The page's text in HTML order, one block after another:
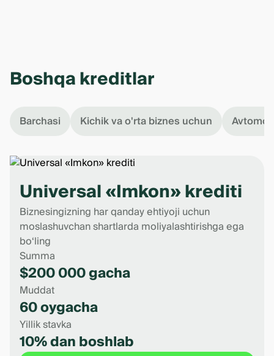
Boshqa kreditlar
Barchasi Kichik va o'rta biznes uchun
Universal «Imkon» krediti
Biznesingizning har qanday ehtiyoji uchun
moslashuvchan shartlarda moliyalashtirishga ega
bo‘ling
Summa
$200 000 gacha
Muddat
60 oygacha
Yillik stavka
10% dan boshlab